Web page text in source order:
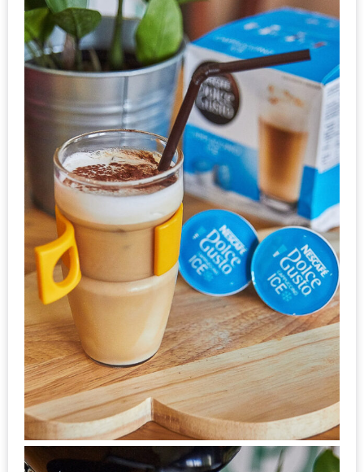
ไป
ผิง
ไฟ
อุ่นๆ
ปิ้ง
มาร์ช
เมล
โล่
พร้อม
ชิม
ช้อป
ที่
เดียว
ครบ
ที่
งาน
LEO
PRESENTS
PINGFAI
FESTIVAL